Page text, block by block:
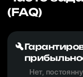
(FAQ)
Нет,